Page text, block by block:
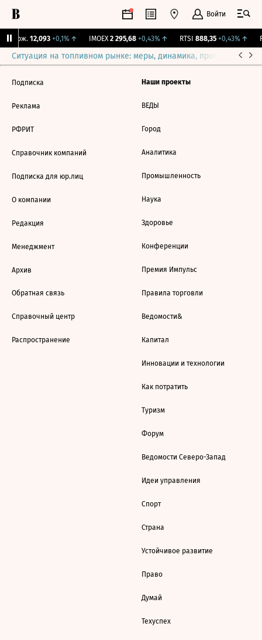
Войти
Бирж. 12,093 +0,1%↑ IMOEX 2 295,68 +0,43%↑ RTSI 888,35 +0,43%↑
Ситуация на топливном рынке: меры, динамика, прогнозы
Подписка
Реклама
РФРИТ
Справочник компаний
Подписка для юр.лиц
О компании
Редакция
Менеджмент
Архив
Обратная связь
Справочный центр
Распространение
Наши проекты
ВЕДЫ
Город
Аналитика
Промышленность
Наука
Здоровье
Конференции
Премия Импульс
Правила торговли
Ведомости&
Капитал
Инновации и технологии
Как потратить
Туризм
Форум
Ведомости Северо-Запад
Идеи управления
Спорт
Страна
Устойчивое развитие
Право
Думай
Техуспех